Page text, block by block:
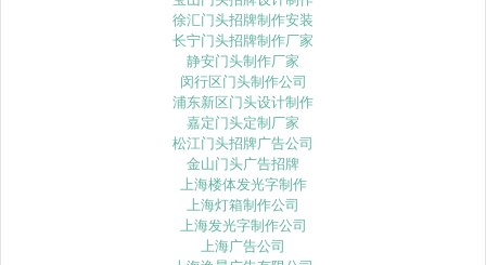
徐汇门头招牌制作安装
长宁门头招牌制作厂家
静安门头制作厂家
闵行区门头制作公司
浦东新区门头设计制作
嘉定门头定制厂家
松江门头招牌广告公司
金山门头广告招牌
上海楼体发光字制作
上海灯箱制作公司
上海发光字制作公司
上海广告公司